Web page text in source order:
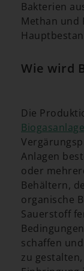
Bakterien
Methan und
Wie wird
Die
Anlagen
oder
Behältern,
organische
Sauerstoff
schaffen
zu